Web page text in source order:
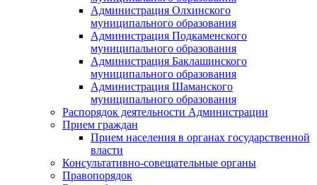
Администрация Олхинского
муниципального образования
Администрация Подкаменского
муниципального образования
Администрация Баклашинского
муниципального образования
Администрация Шаманского
муниципального образования
Распорядок деятельности Администрации
Прием граждан
Прием населения в органах государственной
власти
Консультативно-совещательные органы
Правопорядок